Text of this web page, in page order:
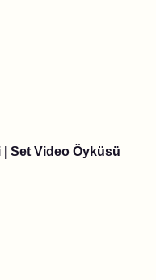
| Set Video Öyküsü